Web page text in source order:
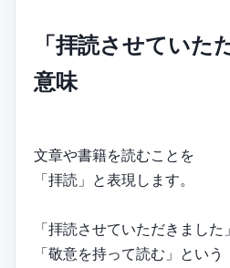
「拝読させていた
意味
文章や書籍を読むことを
「拝読」と表現します。
「拝読させていただきまし
「敬意を持って読む」という